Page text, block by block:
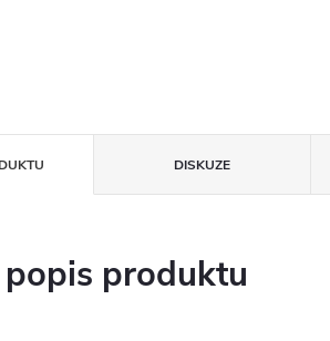
DISKUZE
produktu